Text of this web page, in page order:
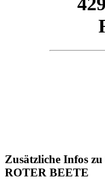
Zusätzliche Infos zu
ROTER BEETE